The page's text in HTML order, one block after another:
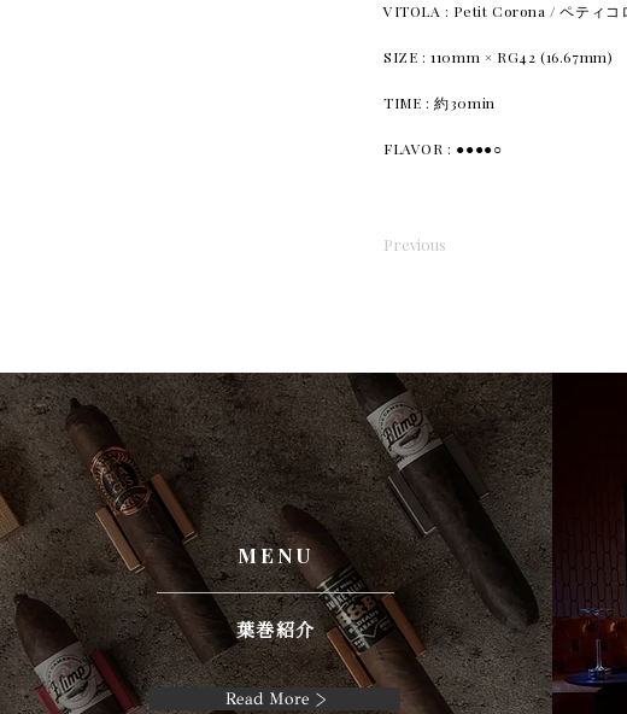
VITOLA : Petit Corona / ペティコ
SIZE : 110mm × RG42 (16.67mm)
TIME : 約30min
FLAVOR : ●●●●○
Previous
MENU
葉巻紹介
Read More >